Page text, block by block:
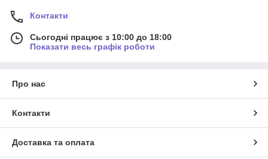
Контакти
Сьогодні працює з 10:00 до 18:00
Показати весь графік роботи
Про нас
Контакти
Доставка та оплата